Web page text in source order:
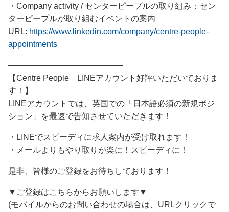
・Company activity / センターピープルの取り組み：セン
ターピープルが取り組むイベントの案内
URL: https://www.linkedin.com/company/centre-people-
appointments
――――――――――――――
【Centre People LINEアカウント好評いただいておりま
す！】
LINEアカウントでは、英国での「日本語必須の新規ポジ
ション」を最速で告知させていただきます！
・LINEでスピーディに求人案内が受け取れます！
・メールよりもやり取りが楽に！スピーディに！
是非、皆様のご登録をお待ちしております！
▼ご登録はこちらからお願いします▼
(モバイルからのお問い合わせの場合は、URLクリックで